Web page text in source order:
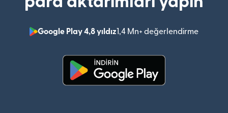
Google Play 4,8 yıldız1,4 Mn+ değerlendirme